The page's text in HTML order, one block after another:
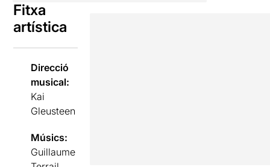
Fitxa
artística
Direcció
musical:
Kai
Gleusteen
Músics:
Guillaume